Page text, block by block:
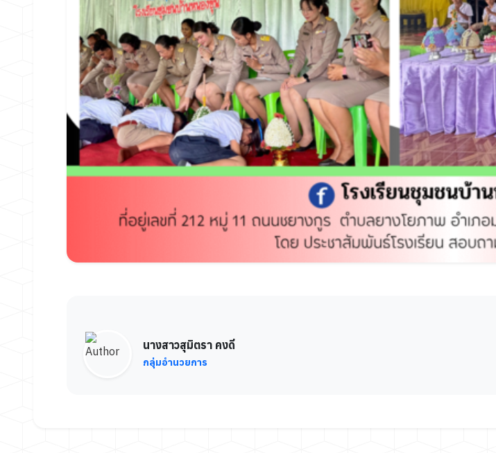
นางสาวสุมิตรา คงดี
กลุ่มอำนวยการ